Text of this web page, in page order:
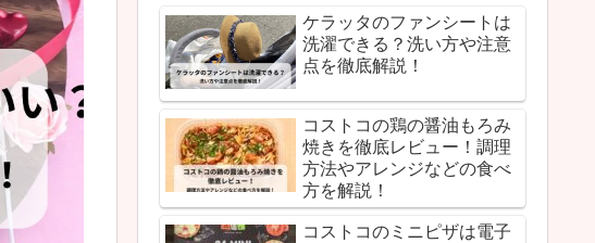
ケラッタのファンシートは
洗濯できる？洗い方や注意
点を徹底解説！
コストコの鶏の醤油もろみ
焼きを徹底レビュー！調理
方法やアレンジなどの食べ
方を解説！
コストコのミニピザは電子